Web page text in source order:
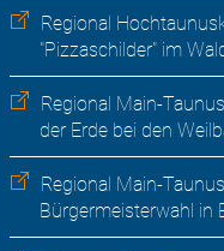
Regional
"Pizzaschilder" im
Regional Main-
der Erde bei den
Regional Main-
Bürgermeisterwahl in